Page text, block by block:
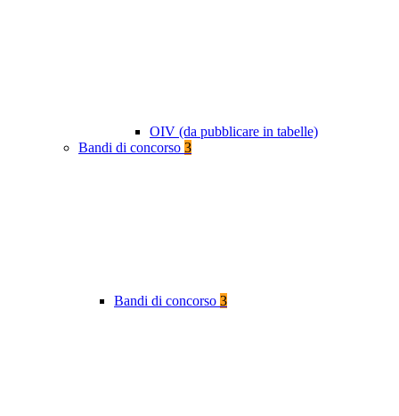
OIV (da pubblicare in tabelle)
Bandi di concorso 3
Bandi di concorso 3